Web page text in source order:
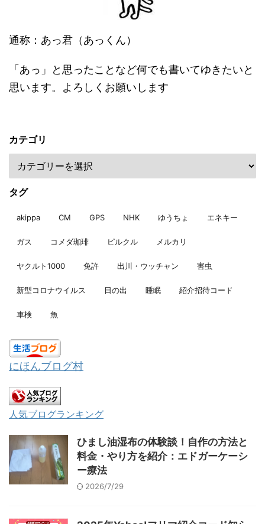
通称：あっ君（あっくん）
「あっ」と思ったことなど何でも書いてゆきたいと
思います。よろしくお願いします
カテゴリ
タグ
akippa CM GPS NHK ゆうちょ エネキー
ガス コメダ珈琲 ピルクル メルカリ
ヤクルト1000 免許 出川・ウッチャン 害虫
新型コロナウイルス 日の出 睡眠 紹介招待コード
車検 魚
にほんブログ村
人気ブログランキング
ひまし油湿布の体験談！自作の方法と
料金・やり方を紹介：エドガーケーシ
ー療法
2026/7/29